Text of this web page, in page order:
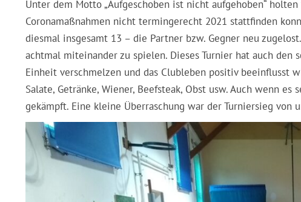
Unter dem Motto „Aufgeschoben ist nicht aufgehoben“
Coronamaßnahmen nicht termingerecht 2021 stattfinden
diesmal insgesamt 13 – die Partner bzw. Gegner neu
achtmal miteinander zu spielen. Dieses Turnier hat auch den
Einheit verschmelzen und das Clubleben positiv beeinflusst
Salate, Getränke, Wiener, Beefsteak, Obst usw. Auch wenn
gekämpft. Eine kleine Überraschung war der Turniersieg von